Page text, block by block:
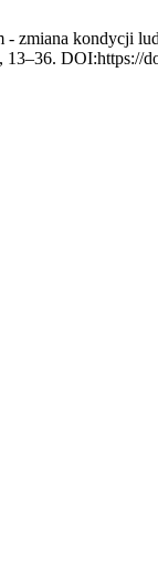
zmiana kondycji
13–36. DOI:https://